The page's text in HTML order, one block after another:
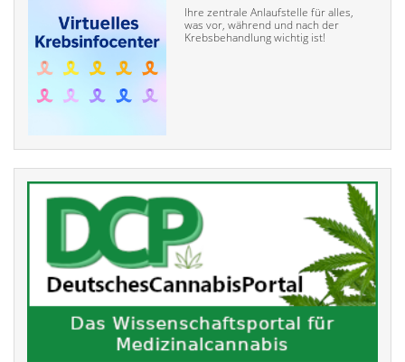
Ihre zentrale Anlaufstelle für alles,
was vor, während und nach der
Krebsbehandlung wichtig ist!